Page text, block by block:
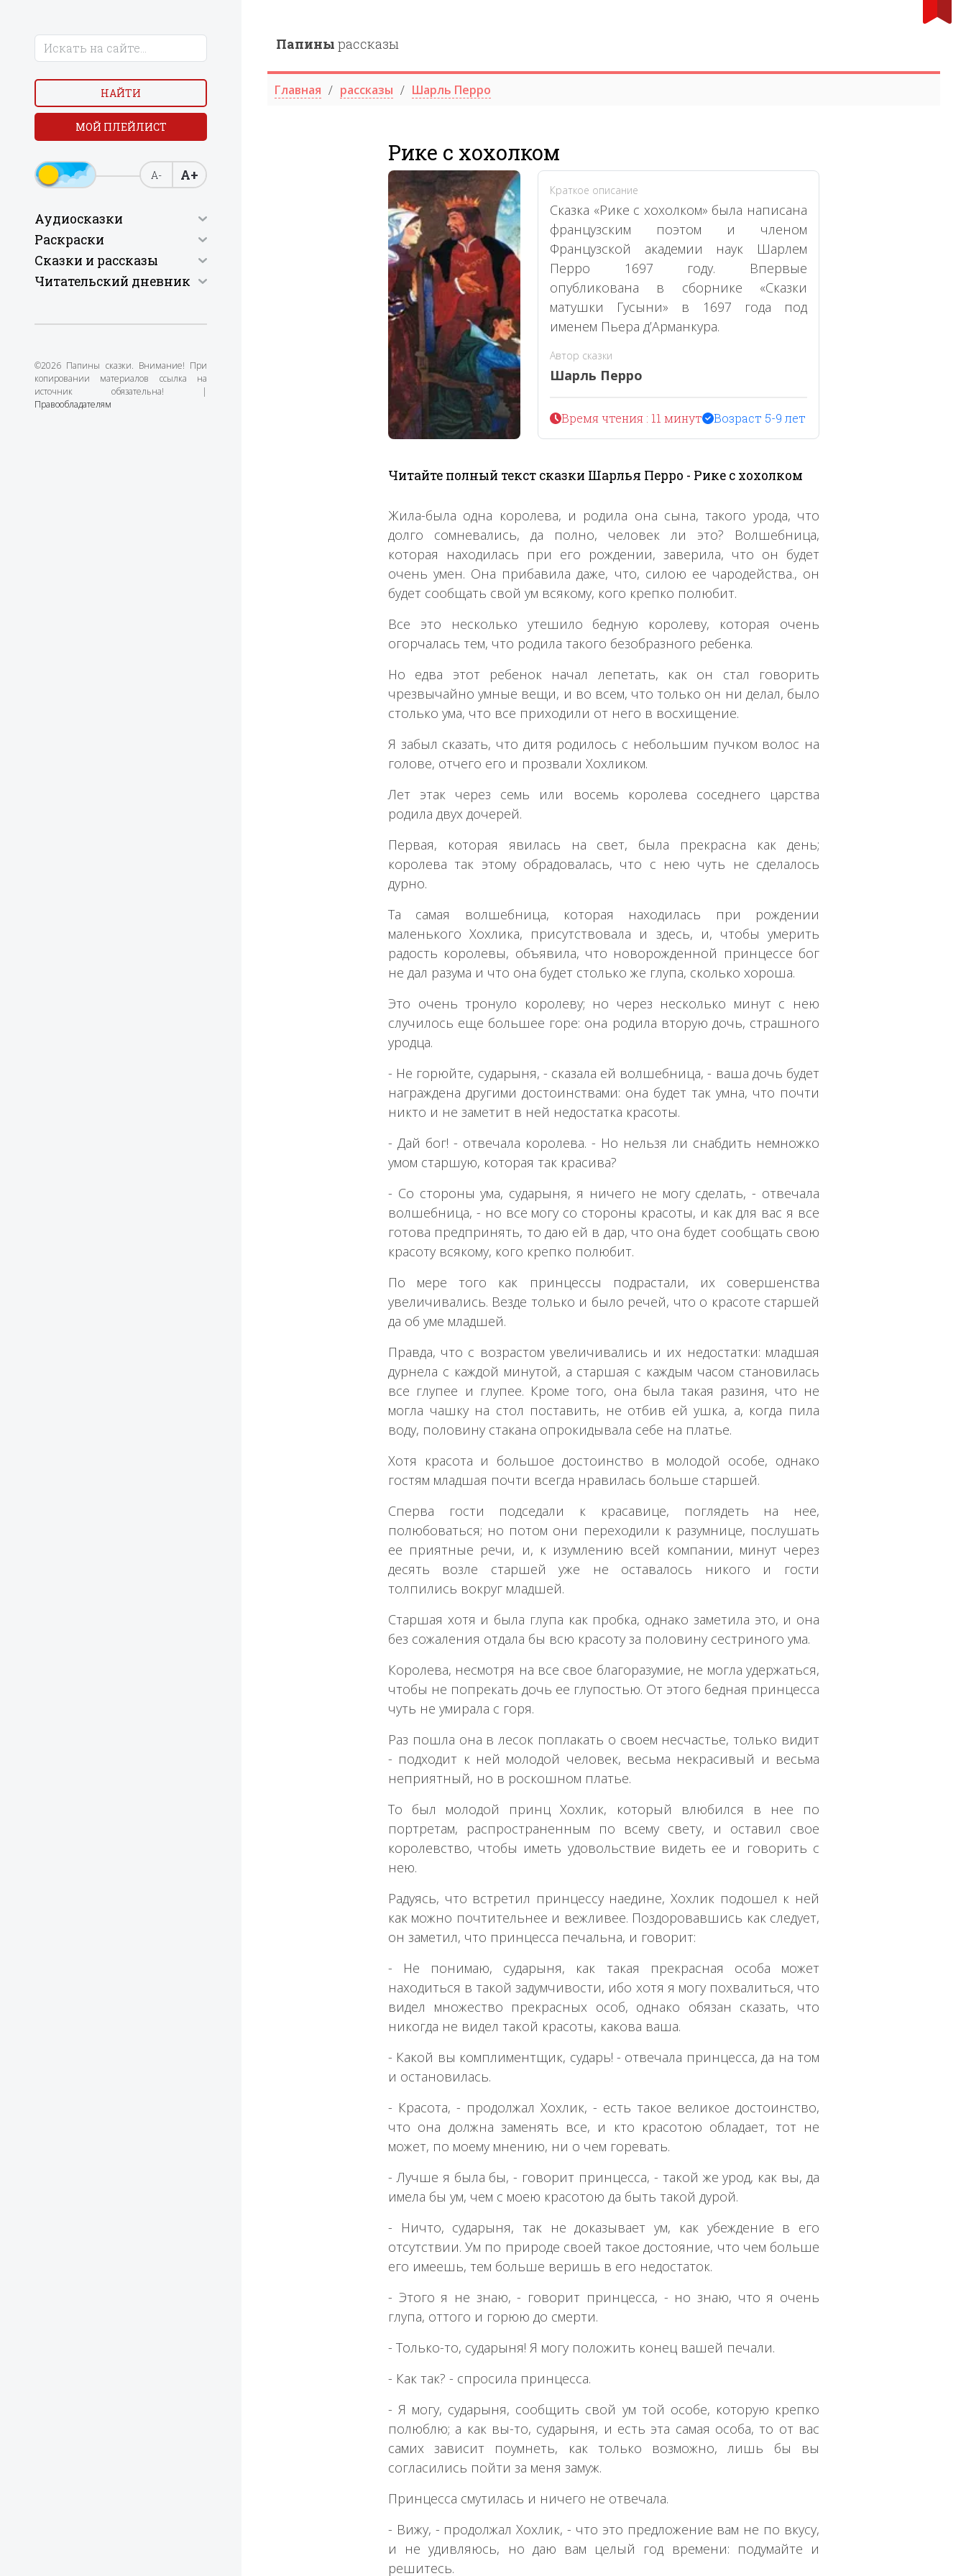
НАЙТИ
МОЙ ПЛЕЙЛИСТ
А- А+
Аудиосказки
Раскраски
Сказки и рассказы
Читательский дневник
©2026 Папины сказки. Внимание! При
копировании материалов ссылка на
источник обязательна! |
Правообладателям
Папины рассказы
Главная рассказы Шарль Перро
Рике с хохолком
Краткое описание
Сказка «Рике с хохолком» была написана
французским поэтом и членом
Французской академии наук Шарлем
Перро 1697 году. Впервые
опубликована в сборнике «Сказки
матушки Гусыни» в 1697 года под
именем Пьера д’Арманкура.
Автор сказки
Шарль Перро
Время чтения : 11 минут Возраст 5-9 лет
Читайте полный текст сказки Шарлья Перро - Рике с хохолком
Жила-была одна королева, и родила она сына, такого урода, что
долго сомневались, да полно, человек ли это? Волшебница,
которая находилась при его рождении, заверила, что он будет
очень умен. Она прибавила даже, что, силою ее чародейства., он
будет сообщать свой ум всякому, кого крепко полюбит.
Все это несколько утешило бедную королеву, которая очень
огорчалась тем, что родила такого безобразного ребенка.
Но едва этот ребенок начал лепетать, как он стал говорить
чрезвычайно умные вещи, и во всем, что только он ни делал, было
столько ума, что все приходили от него в восхищение.
Я забыл сказать, что дитя родилось с небольшим пучком волос на
голове, отчего его и прозвали Хохликом.
Лет этак через семь или восемь королева соседнего царства
родила двух дочерей.
Первая, которая явилась на свет, была прекрасна как день;
королева так этому обрадовалась, что с нею чуть не сделалось
дурно.
Та самая волшебница, которая находилась при рождении
маленького Хохлика, присутствовала и здесь, и, чтобы умерить
радость королевы, объявила, что новорожденной принцессе бог
не дал разума и что она будет столько же глупа, сколько хороша.
Это очень тронуло королеву; но через несколько минут с нею
случилось еще большее горе: она родила вторую дочь, страшного
уродца.
- Не горюйте, сударыня, - сказала ей волшебница, - ваша дочь будет
награждена другими достоинствами: она будет так умна, что почти
никто и не заметит в ней недостатка красоты.
- Дай бог! - отвечала королева. - Но нельзя ли снабдить немножко
умом старшую, которая так красива?
- Со стороны ума, сударыня, я ничего не могу сделать, - отвечала
волшебница, - но все могу со стороны красоты, и как для вас я все
готова предпринять, то даю ей в дар, что она будет сообщать свою
красоту всякому, кого крепко полюбит.
По мере того как принцессы подрастали, их совершенства
увеличивались. Везде только и было речей, что о красоте старшей
да об уме младшей.
Правда, что с возрастом увеличивались и их недостатки: младшая
дурнела с каждой минутой, а старшая с каждым часом становилась
все глупее и глупее. Кроме того, она была такая разиня, что не
могла чашку на стол поставить, не отбив ей ушка, а, когда пила
воду, половину стакана опрокидывала себе на платье.
Хотя красота и большое достоинство в молодой особе, однако
гостям младшая почти всегда нравилась больше старшей.
Сперва гости подседали к красавице, поглядеть на нее,
полюбоваться; но потом они переходили к разумнице, послушать
ее приятные речи, и, к изумлению всей компании, минут через
десять возле старшей уже не оставалось никого и гости
толпились вокруг младшей.
Старшая хотя и была глупа как пробка, однако заметила это, и она
без сожаления отдала бы всю красоту за половину сестриного ума.
Королева, несмотря на все свое благоразумие, не могла удержаться,
чтобы не попрекать дочь ее глупостью. От этого бедная принцесса
чуть не умирала с горя.
Раз пошла она в лесок поплакать о своем несчастье, только видит
- подходит к ней молодой человек, весьма некрасивый и весьма
неприятный, но в роскошном платье.
То был молодой принц Хохлик, который влюбился в нее по
портретам, распространенным по всему свету, и оставил свое
королевство, чтобы иметь удовольствие видеть ее и говорить с
нею.
Радуясь, что встретил принцессу наедине, Хохлик подошел к ней
как можно почтительнее и вежливее. Поздоровавшись как следует,
он заметил, что принцесса печальна, и говорит:
- Не понимаю, сударыня, как такая прекрасная особа может
находиться в такой задумчивости, ибо хотя я могу похвалиться, что
видел множество прекрасных особ, однако обязан сказать, что
никогда не видел такой красоты, какова ваша.
- Какой вы комплиментщик, сударь! - отвечала принцесса, да на том
и остановилась.
- Красота, - продолжал Хохлик, - есть такое великое достоинство,
что она должна заменять все, и кто красотою обладает, тот не
может, по моему мнению, ни о чем горевать.
- Лучше я была бы, - говорит принцесса, - такой же урод, как вы, да
имела бы ум, чем с моею красотою да быть такой дурой.
- Ничто, сударыня, так не доказывает ум, как убеждение в его
отсутствии. Ум по природе своей такое достояние, что чем больше
его имеешь, тем больше веришь в его недостаток.
- Этого я не знаю, - говорит принцесса, - но знаю, что я очень
глупа, оттого и горюю до смерти.
- Только-то, сударыня! Я могу положить конец вашей печали.
- Как так? - спросила принцесса.
- Я могу, сударыня, сообщить свой ум той особе, которую крепко
полюблю; а как вы-то, сударыня, и есть эта самая особа, то от вас
самих зависит поумнеть, как только возможно, лишь бы вы
согласились пойти за меня замуж.
Принцесса смутилась и ничего не отвечала.
- Вижу, - продолжал Хохлик, - что это предложение вам не по вкусу,
и не удивляюсь, но даю вам целый год времени: подумайте и
решитесь.